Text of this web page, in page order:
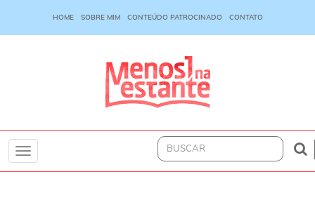
HOME SOBRE MIM CONTEÚDO PATROCINADO CONTATO
Toggle